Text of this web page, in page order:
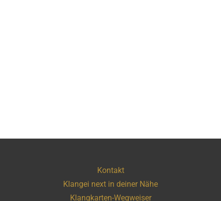
Kontakt
Klangei next in deiner Nähe
Klangkarten-Wegweiser